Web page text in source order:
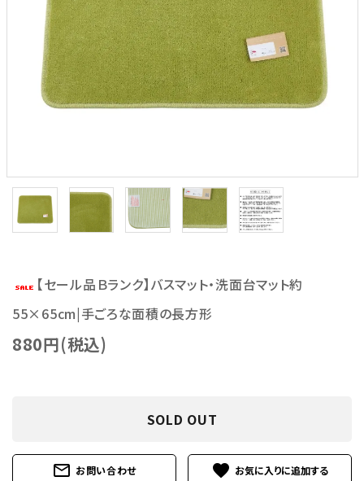
【セール品Ｂランク】バスマット・洗面台マット約
55×65cm|手ごろな面積の長方形
880円(税込)
SOLD OUT
mail_outline お問い合わせ favorite